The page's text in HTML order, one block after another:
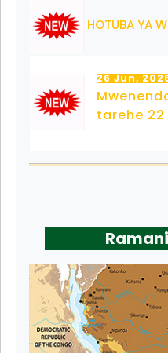
HOTUBA YA
26 Jun,
tarehe